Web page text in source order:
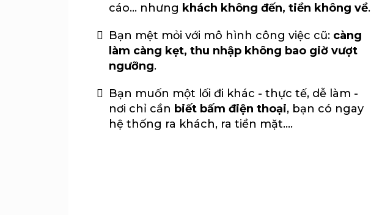
cáo… nhưng khách không đến, tiền không về.
Bạn mệt mỏi với mô hình công việc cũ: càng
làm càng kẹt, thu nhập không bao giờ vượt
ngưỡng.
Bạn muốn một lối đi khác - thực tế, dễ làm -
nơi chỉ cần biết bấm điện thoại, bạn có ngay
hệ thống ra khách, ra tiền mặt....